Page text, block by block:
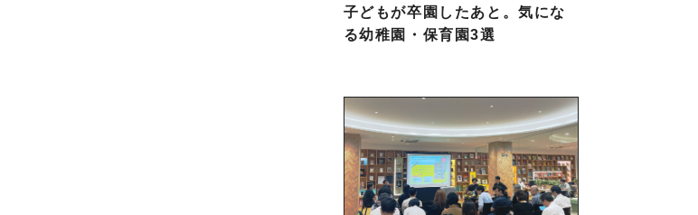
子どもが卒園したあと。気にな
る幼稚園・保育園3選